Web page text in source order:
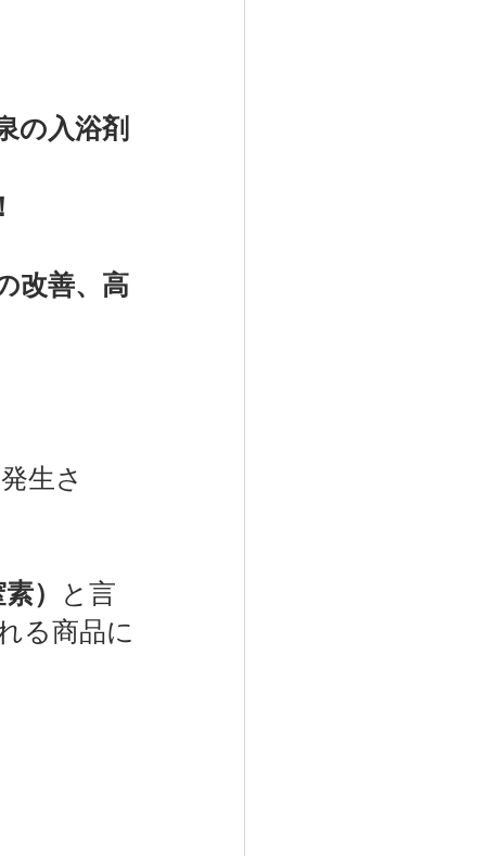
の入浴剤
改善、高
生さ
）
と言
る商品に